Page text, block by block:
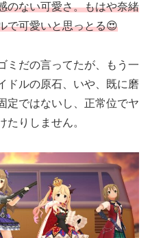
のない可愛さ。もはや奈緒
で可愛いと思っとる😍
ミだの言ってたが、もう一
ドルの原石、いや、既に磨
定ではないし、正常位でヤ
たりしません。